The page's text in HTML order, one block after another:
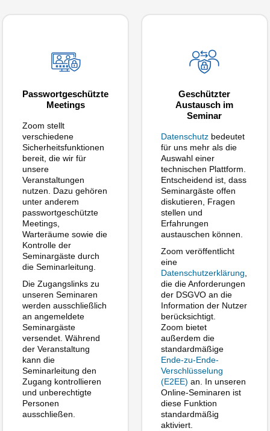
Passwortgeschützte
Meetings
Zoom stellt
verschiedene
Sicherheitsfunktionen
bereit, die wir für
unsere
Veranstaltungen
nutzen. Dazu gehören
unter anderem
passwortgeschützte
Meetings,
Warteräume sowie die
Kontrolle der
Seminargäste durch
die Seminarleitung.
Die Zugangslinks zu
unseren Seminaren
werden ausschließlich
an angemeldete
Seminargäste
versendet. Während
der Veranstaltung
kann die
Seminarleitung den
Zugang kontrollieren
und unberechtigte
Personen
ausschließen.
Geschützter
Austausch im
Seminar
Datenschutz bedeutet
für uns mehr als die
Auswahl einer
technischen Plattform.
Entscheidend ist, dass
Seminargäste offen
diskutieren, Fragen
stellen und
Erfahrungen
austauschen können.
Zoom veröffentlicht
eine
Datenschutzerklärung
die die Anforderungen
der DSGVO an die
Information der Nutzer
berücksichtigt.
Zoom bietet
außerdem die
standardmäßige
Ende-zu-Ende-
Verschlüsselung
(E2EE) an. In unseren
Online-Seminaren ist
diese Funktion
standardmäßig
aktiviert.